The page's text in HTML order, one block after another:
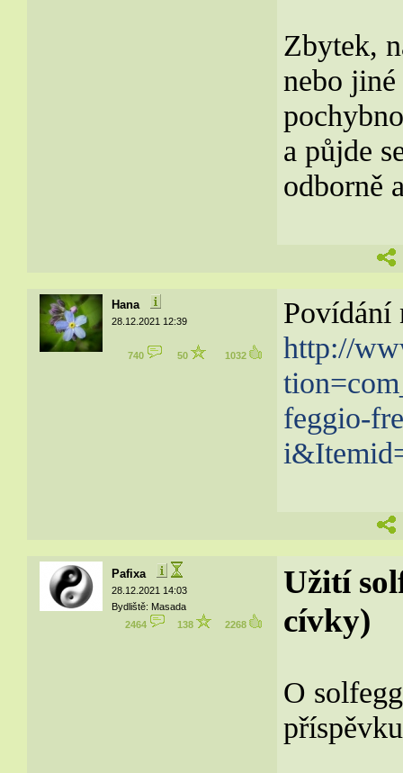
Zbytek,
nebo
a půjde
odborně
Hana
28.12.2021 12:39
740 50 1032
Povídání
http://
feggio-
Pafixa
28.12.2021 14:03
Bydliště: Masada
2464
138 2268
Užití
cívky)
O